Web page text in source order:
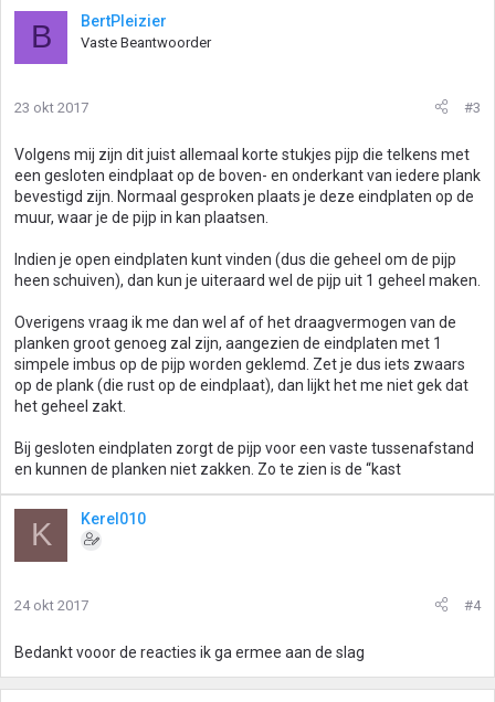
B BertPleizier
Vaste Beantwoorder
23 okt 2017 #3
Volgens mij zijn dit juist allemaal korte stukjes pijp die telkens met
een gesloten eindplaat op de boven- en onderkant van iedere plank
bevestigd zijn. Normaal gesproken plaats je deze eindplaten op de
muur, waar je de pijp in kan plaatsen.
Indien je open eindplaten kunt vinden (dus die geheel om de pijp
heen schuiven), dan kun je uiteraard wel de pijp uit 1 geheel maken.
Overigens vraag ik me dan wel af of het draagvermogen van de
planken groot genoeg zal zijn, aangezien de eindplaten met 1
simpele imbus op de pijp worden geklemd. Zet je dus iets zwaars
op de plank (die rust op de eindplaat), dan lijkt het me niet gek dat
het geheel zakt.
Bij gesloten eindplaten zorgt de pijp voor een vaste tussenafstand
en kunnen de planken niet zakken. Zo te zien is de “kast
K Kerel010
24 okt 2017 #4
Bedankt vooor de reacties ik ga ermee aan de slag